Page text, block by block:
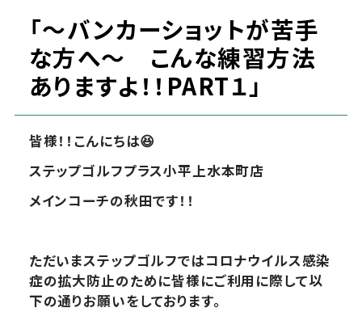
「～バンカーショットが苦手
な方へ～ こんな練習方法
ありますよ！！PART１」
皆様！！こんにちは😆
ステップゴルフプラス小平上水本町店
メインコーチの秋田です！！
ただいまステップゴルフではコロナウイルス感染
症の拡大防止のために皆様にご利用に際して以
下の通りお願いをしております。